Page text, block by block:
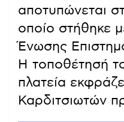
αποτυπώνεται
οποίο στήθηκε
Ένωσης
Η τοποθέτησή
πλατεία
Καρδιτσιωτών